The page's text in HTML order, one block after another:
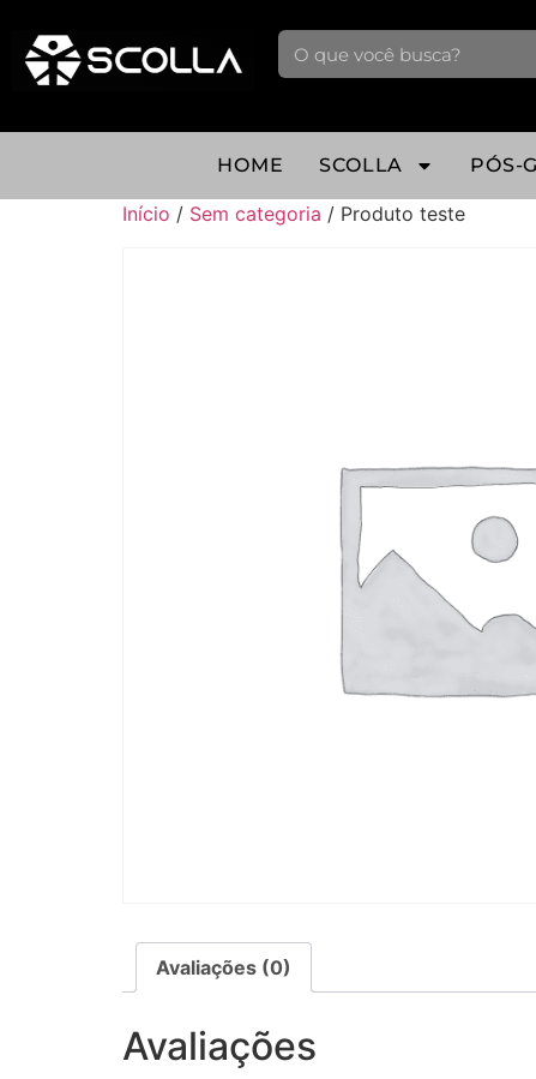
HOME SCOLLA PÓS-
Início / Sem categoria / Produto teste
Avaliações (0)
Avaliações